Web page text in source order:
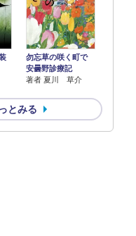
勿忘草の咲く町で
安曇野診療記
著者 夏川 草介
とみる